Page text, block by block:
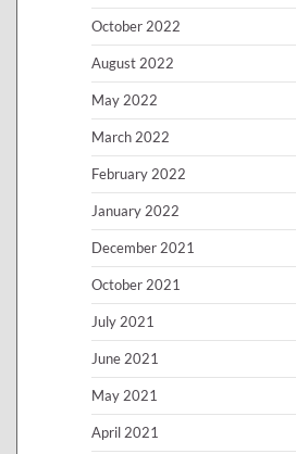
October 2022
August 2022
May 2022
March 2022
February 2022
January 2022
December 2021
October 2021
July 2021
June 2021
May 2021
April 2021